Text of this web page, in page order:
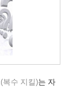
(복수 지킬)는 자